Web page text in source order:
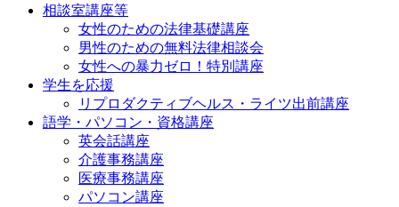
相談室講座等
女性のための法律基礎講座
男性のための無料法律相談会
女性への暴力ゼロ！特別講座
学生を応援
リプロダクティブヘルス・ライツ出前講座
語学・パソコン・資格講座
英会話講座
介護事務講座
医療事務講座
パソコン講座